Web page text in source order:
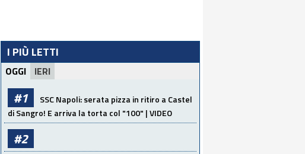
I PIÙ LETTI
OGGI IERI
#1
SSC Napoli: serata pizza in ritiro a Castel
di Sangro! E arriva la torta col "100" | VIDEO
#2